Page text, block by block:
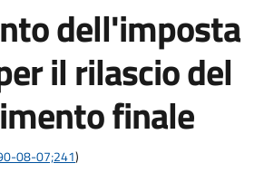
dell'imposta
il rilascio del
finale
08-07;241)